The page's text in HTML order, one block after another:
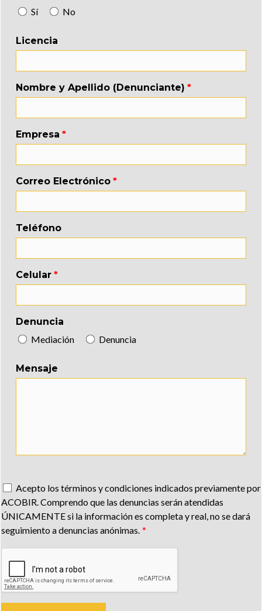
Sí
No
Licencia
Nombre y Apellido (Denunciante)
Empresa
Correo Electrónico
Teléfono
Celular
Denuncia
Mediación
Denuncia
Mensaje
Acepto los términos y condiciones indicados previamente por
ACOBIR. Comprendo que las denuncias serán atendidas
ÚNICAMENTE si la información es completa y real, no se dará
seguimiento a denuncias anónimas.